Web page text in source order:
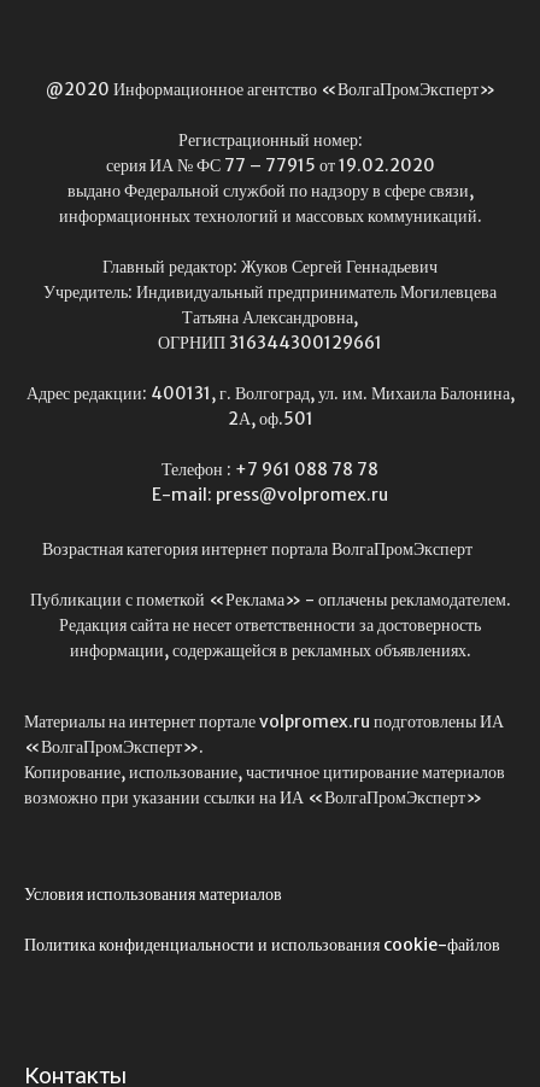
@2020 Информационное агентство «ВолгаПромЭксперт»
Регистрационный номер:
серия ИА № ФС 77 – 77915 от 19.02.2020
выдано Федеральной службой по надзору в сфере связи,
информационных технологий и массовых коммуникаций.
Главный редактор: Жуков Сергей Геннадьевич
Учредитель: Индивидуальный предприниматель Могилевцева
Татьяна Александровна,
ОГРНИП 316344300129661
Адрес редакции: 400131, г. Волгоград, ул. им. Михаила Балонина,
2А, оф.501
Телефон : +7 961 088 78 78
E-mail: press@volpromex.ru
Возрастная категория интернет портала ВолгаПромЭксперт
Публикации с пометкой «Реклама» - оплачены рекламодателем.
Редакция сайта не несет ответственности за достоверность
информации, содержащейся в рекламных объявлениях.
Материалы на интернет портале volpromex.ru подготовлены ИА
«ВолгаПромЭксперт».
Копирование, использование, частичное цитирование материалов
возможно при указании ссылки на ИА «ВолгаПромЭксперт»
Условия использования материалов
Политика конфиденциальности и использования cookie-файлов
Контакты